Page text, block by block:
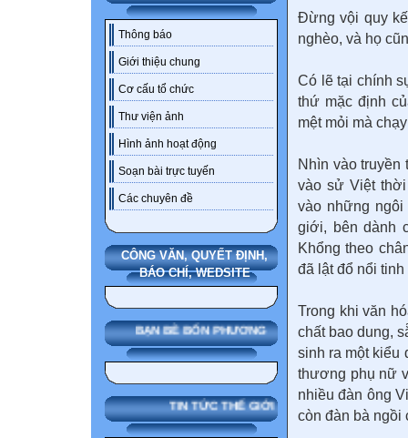
Thông báo
Giới thiệu chung
Cơ cấu tổ chức
Thư viện ảnh
Hình ảnh hoạt động
Soạn bài trực tuyến
Các chuyên đề
CÔNG VĂN, QUYẾT ĐỊNH,
BÁO CHÍ, WEDSITE
BẠN BÈ BỐN PHƯƠNG
TIN TỨC THẾ GIỚI
Đừng vội quy
nghèo, và họ
Có lẽ tại chính
thứ mặc định
mệt mỏi mà
Nhìn vào
vào sử Việt
vào những
giới, bên dành
Khổng theo
đã lật đổ nổi
Trong khi văn
chất bao dung,
sinh ra một kiểu
thương phụ nữ
nhiều đàn ông
còn đàn bà